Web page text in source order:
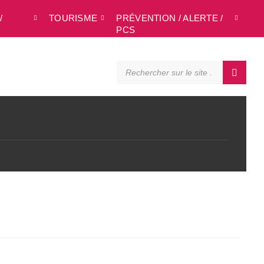
TOURISME
PRÉVENTION / ALERTE /
PCS